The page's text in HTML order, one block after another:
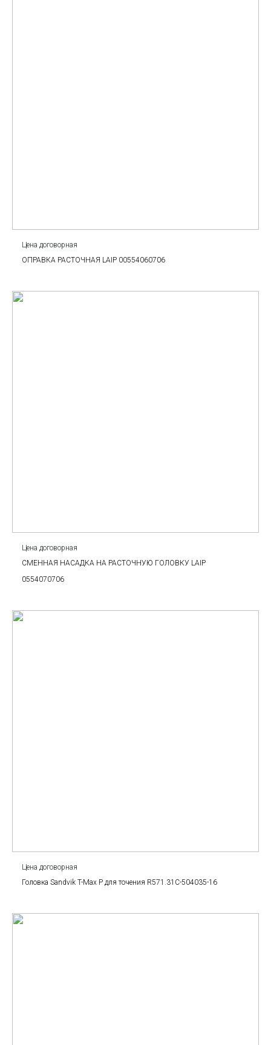
Цена договорная
ОПРАВКА РАСТОЧНАЯ LAIP 00554060706
Цена договорная
СМЕННАЯ НАСАДКА НА РАСТОЧНУЮ ГОЛОВКУ LAIP
0554070706
Цена договорная
Головка Sandvik T-Max P для точения R571.31C-504035-16